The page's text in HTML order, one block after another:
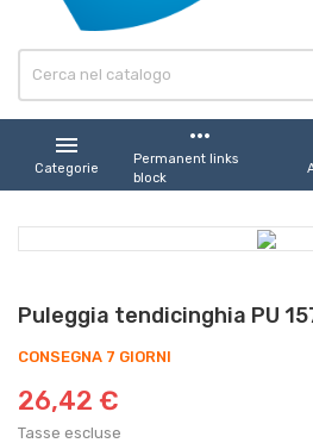

Categorie
more_horiz
Permanent links
block
Puleggia tendicinghia PU
CONSEGNA 7 GIORNI
26,42 €
Tasse escluse